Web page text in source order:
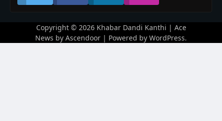
Copyright © 2026 Khabar Dandi Kanthi | Ace
News by Ascendoor | Powered by WordPress.